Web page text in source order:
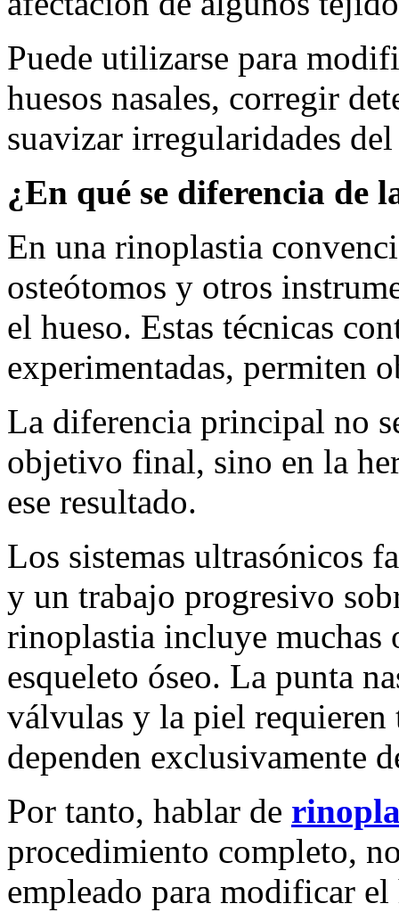
Puede utilizarse para
huesos nasales, corregir
suavizar irregularidades
¿En qué se diferencia de
En una rinoplastia
osteótomos y otros
el hueso. Estas técnicas
experimentadas, permiten
La diferencia principal no
objetivo final, sino en la
ese resultado.
Los sistemas ultrasónicos
y un trabajo progresivo
rinoplastia incluye muchas
esqueleto óseo. La punta
válvulas y la piel requieren
dependen exclusivamente
Por tanto, hablar de
procedimiento completo,
empleado para modificar el